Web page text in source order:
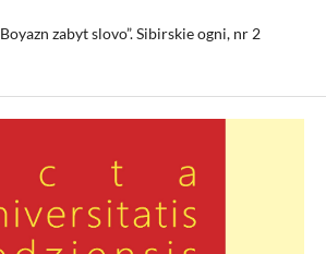
zabyt slovo”. Sibirskie ogni, nr 2